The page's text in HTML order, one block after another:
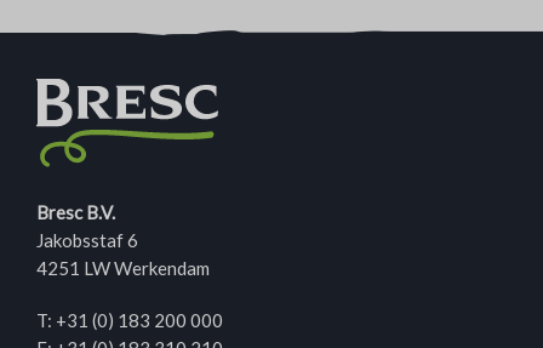
Bresc B.V.
Jakobsstaf 6
4251 LW Werkendam
T: +31 (0) 183 200 000